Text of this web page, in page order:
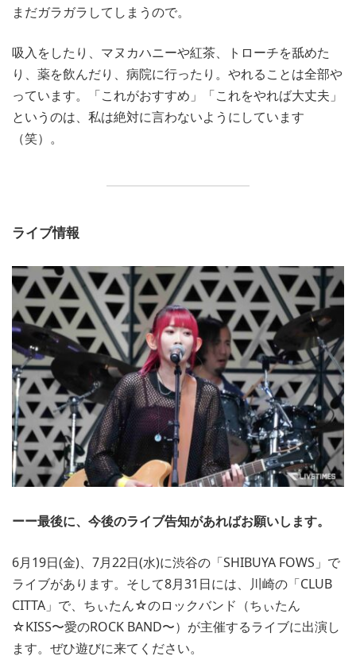
まだガラガラしてしまうので。
吸入をしたり、マヌカハニーや紅茶、トローチを舐めた
り、薬を飲んだり、病院に行ったり。やれることは全部や
っています。「これがおすすめ」「これをやれば大丈夫」
というのは、私は絶対に言わないようにしています
（笑）。
ライブ情報
ーー最後に、今後のライブ告知があればお願いします。
6月19日(金)、7月22日(水)に渋谷の「SHIBUYA FOWS」で
ライブがあります。そして8月31日には、川崎の「CLUB
CITTA」で、ちぃたん☆のロックバンド（ちぃたん
☆KISS〜愛のROCK BAND〜）が主催するライブに出演し
ます。ぜひ遊びに来てください。